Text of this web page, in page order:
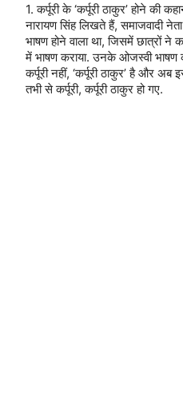
1. कर्पूरी के ‘कर्पूरी ठाकुर’ होने की
नारायण सिंह लिखते हैं, समाजवादी
भाषण होने वाला था, जिसमें छात्रों ने
में भाषण कराया. उनके ओजस्वी
कर्पूरी नहीं, ‘कर्पूरी ठाकुर’ है और
तभी से कर्पूरी, कर्पूरी ठाकुर हो गए.